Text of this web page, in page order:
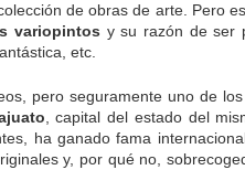
de obras de arte. Pero
variopintos y su razón de ser
etc.
pero seguramente uno de
, capital del estado del
ha ganado fama
y, por qué no,